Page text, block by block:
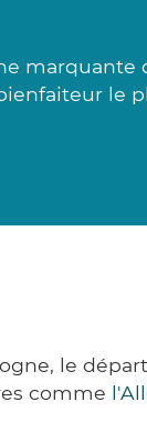
marquante
le
le
comme